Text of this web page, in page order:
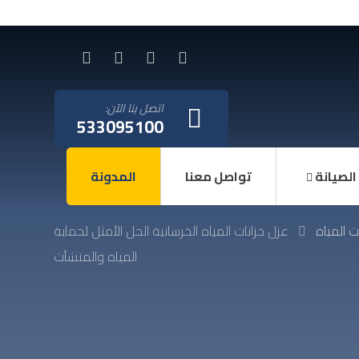
اتصل بنا الآن:
533095100
الصيانة تواصل معنا المدونة
المياه
عزل خزانات المياه الخرسانية الحل الأمثل لحماية
المياه والمنشآت